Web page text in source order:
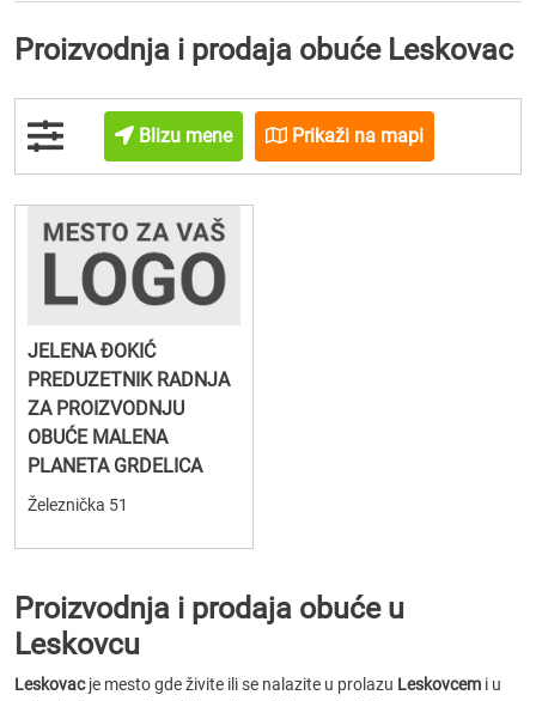
Proizvodnja i prodaja obuće Leskovac
Blizu mene Prikaži na mapi
JELENA ĐOKIĆ
PREDUZETNIK RADNJA
ZA PROIZVODNJU
OBUĆE MALENA
PLANETA GRDELICA
Železnička 51
Proizvodnja i prodaja obuće u
Leskovcu
Leskovacje mesto gde živite ili se nalazite u prolazu Leskovcem i u